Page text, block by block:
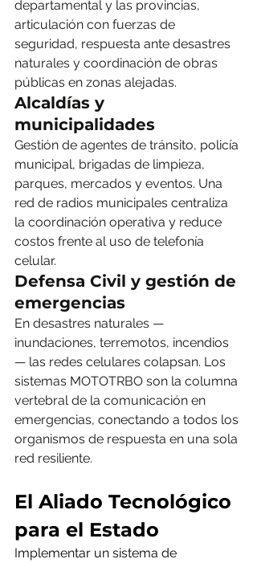
departamental y las provincias,
articulación con fuerzas de
seguridad, respuesta ante desastres
naturales y coordinación de obras
públicas en zonas alejadas.
Alcaldías y
municipalidades
Gestión de agentes de tránsito, policía
municipal, brigadas de limpieza,
parques, mercados y eventos. Una
red de radios municipales centraliza
la coordinación operativa y reduce
costos frente al uso de telefonía
celular.
Defensa Civil y gestión de
emergencias
En desastres naturales —
inundaciones, terremotos, incendios
— las redes celulares colapsan. Los
sistemas MOTOTRBO son la columna
vertebral de la comunicación en
emergencias, conectando a todos los
organismos de respuesta en una sola
red resiliente.
El Aliado Tecnológico
para el Estado
Implementar un sistema de